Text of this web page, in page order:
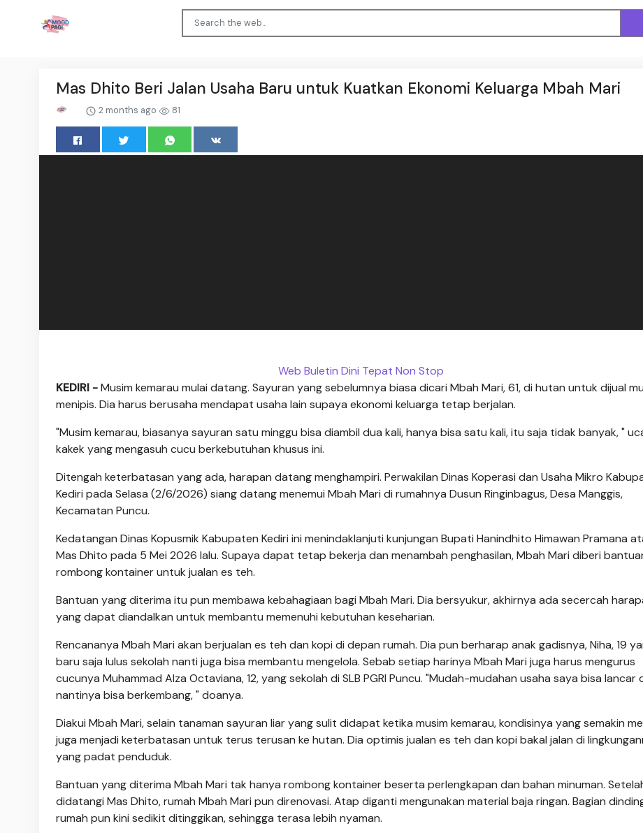
Mas Dhito Beri Jalan Usaha Baru untuk Kuatkan Ekonomi Keluarga Mbah Mari
2 months ago 81
Web Buletin Dini Tepat Non Stop
KEDIRI -Musim kemarau mulai datang. Sayuran yang sebelumnya biasa dicari Mbah Mari, 61, di hutan untuk dijual
menipis. Dia harus berusaha mendapat usaha lain supaya ekonomi keluarga tetap berjalan.
"Musim kemarau, biasanya sayuran satu minggu bisa diambil dua kali, hanya bisa satu kali, itu saja tidak banyak, "
kakek yang mengasuh cucu berkebutuhan khusus ini.
Ditengah keterbatasan yang ada, harapan datang menghampiri. Perwakilan Dinas Koperasi dan Usaha Mikro
Kediri pada Selasa (2/6/2026) siang datang menemui Mbah Mari di rumahnya Dusun Ringinbagus, Desa Manggis,
Kecamatan Puncu.
Kedatangan Dinas Kopusmik Kabupaten Kediri ini menindaklanjuti kunjungan Bupati Hanindhito Himawan Pramana
Mas Dhito pada 5 Mei 2026 lalu. Supaya dapat tetap bekerja dan menambah penghasilan, Mbah Mari diberi
rombong kontainer untuk jualan es teh.
Bantuan yang diterima itu pun membawa kebahagiaan bagi Mbah Mari. Dia bersyukur, akhirnya ada secercah
yang dapat diandalkan untuk membantu memenuhi kebutuhan keseharian.
Rencananya Mbah Mari akan berjualan es teh dan kopi di depan rumah. Dia pun berharap anak gadisnya, Niha, 19
baru saja lulus sekolah nanti juga bisa membantu mengelola. Sebab setiap harinya Mbah Mari juga harus mengurus
cucunya Muhammad Alza Octaviana, 12, yang sekolah di SLB PGRI Puncu. "Mudah-mudahan usaha saya bisa lancar
nantinya bisa berkembang, " doanya.
Diakui Mbah Mari, selain tanaman sayuran liar yang sulit didapat ketika musim kemarau, kondisinya yang semakin
juga menjadi keterbatasan untuk terus terusan ke hutan. Dia optimis jualan es teh dan kopi bakal jalan di
yang padat penduduk.
Bantuan yang diterima Mbah Mari tak hanya rombong kontainer beserta perlengkapan dan bahan minuman.
didatangi Mas Dhito, rumah Mbah Mari pun direnovasi. Atap diganti mengunakan material baja ringan. Bagian
rumah pun kini sedikit ditinggikan, sehingga terasa lebih nyaman.